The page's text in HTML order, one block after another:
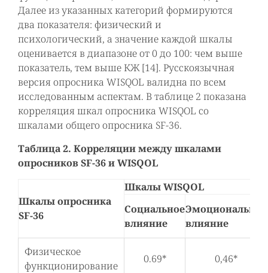
Далее из указанных категорий формируются
два показателя: физический и
психологический, а значение каждой шкалы
оценивается в диапазоне от 0 до 100: чем выше
показатель, тем выше КЖ [14]. Русскоязычная
версия опросника WISQOL валидна по всем
исследованным аспектам. В таблице 2 показана
корреляция шкал опросника WISQOL со
шкалами общего опросника SF-36.
Таблица 2. Корреляции между шкалами
опросников SF-36 и WISQOL
Шкалы опросника
SF-36
Шкалы WISQOL
Социальное
влияние
Эмоциональное
влияние
Физическое
функционирование
0.69* 0,46*